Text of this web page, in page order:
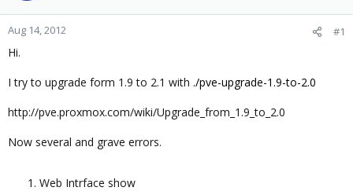
t
a
r
e
Aug 14, 2012 #1
Hi.
I try to upgrade form 1.9 to 2.1 with ./pve-upgrade-1.9-to-2.0
http://pve.proxmox.com/wiki/Upgrade_from_1.9_to_2.0
Now several and grave errors.
Web Intrface show